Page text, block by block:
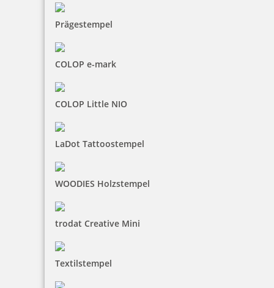
Prägestempel
COLOP e-mark
COLOP Little NIO
LaDot Tattoostempel
WOODIES Holzstempel
trodat Creative Mini
Textilstempel